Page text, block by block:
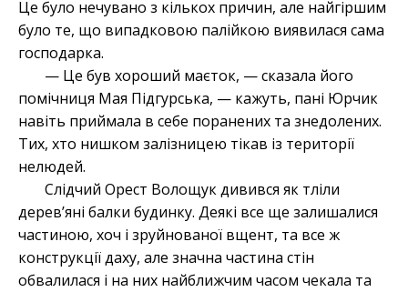
Це було нечувано з кількох причин, але найгіршим
було те, що випадковою палійкою виявилася сама
господарка.
— Це був хороший маєток, — сказала його
помічниця Мая Підгурська, — кажуть, пані Юрчик
навіть приймала в себе поранених та знедолених.
Тих, хто нишком залізницею тікав із території
нелюдей.
Слідчий Орест Волощук дивився як тліли
дерев’яні балки будинку. Деякі все ще залишалися
частиною, хоч і зруйнованої вщент, та все ж
конструкції даху, але значна частина стін
обвалилася і на них найближчим часом чекала та